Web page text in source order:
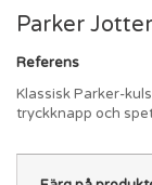
Parker
Referens
Klassisk Parker-
tryckknapp och